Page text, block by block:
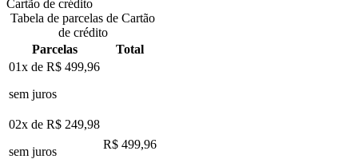
Cartão de crédito
Tabela de parcelas de Cartão
de crédito
Parcelas
Total
01x de R$ 499,96
sem juros
02x de R$ 249,98
sem juros
R$ 499,96